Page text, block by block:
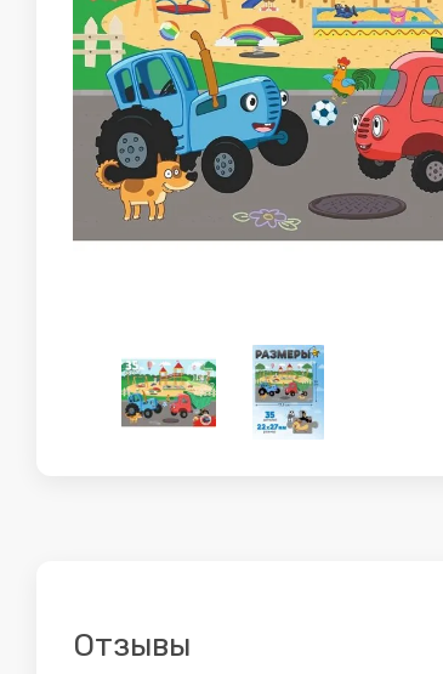
Склейка
Конструктор для девочек
Пазлы
Пазлы. 12-36 элементов
Пазлы. Пазл-рамка.
Детская мебель
Мольберты
Зонты
Отзывы